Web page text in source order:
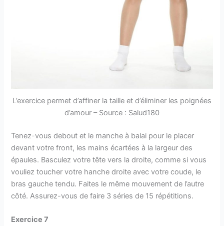
L’exercice permet d’affiner la taille et d’éliminer les poignées
d’amour – Source : Salud180
Tenez-vous debout et le manche à balai pour le placer
devant votre front, les mains écartées à la largeur des
épaules. Basculez votre tête vers la droite, comme si vous
vouliez toucher votre hanche droite avec votre coude, le
bras gauche tendu. Faites le même mouvement de l’autre
côté. Assurez-vous de faire 3 séries de 15 répétitions.
Exercice 7